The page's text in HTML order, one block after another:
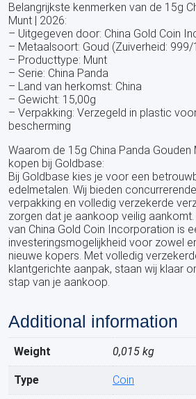
Belangrijkste kenmerken van de 15g
Munt | 2026:
– Uitgegeven door: China Gold Coin
– Metaalsoort: Goud (Zuiverheid: 999/
– Producttype: Munt
– Serie: China Panda
– Land van herkomst: China
– Gewicht: 15,00g
– Verpakking: Verzegeld in plastic
bescherming
Waarom de 15g China Panda Gouden
kopen bij Goldbase:
Bij Goldbase kies je voor een
edelmetalen. Wij bieden
verpakking en volledig verzekerde
zorgen dat je aankoop veilig
van China Gold Coin Incorporation is
investeringsmogelijkheid voor zowel
nieuwe kopers. Met volledig
klantgerichte aanpak, staan wij klaar
stap van je aankoop.
Additional information
Weight 0,015 kg
Type Coin